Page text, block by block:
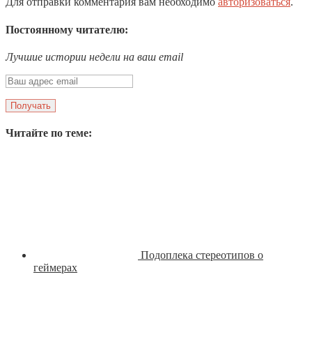
Постоянному читателю:
Лучшие истории недели на ваш email
Читайте по теме:
Подоплека стереотипов о
геймерах